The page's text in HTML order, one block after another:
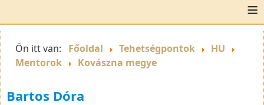
≡
Ön itt van: Főoldal Tehetségpontok
HU
Mentorok
Kovászna megye
Bartos Dóra